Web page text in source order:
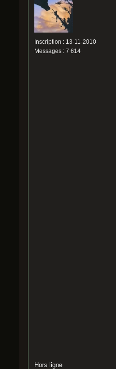
Inscription : 13-11-2010
Messages : 7 614
Hors ligne